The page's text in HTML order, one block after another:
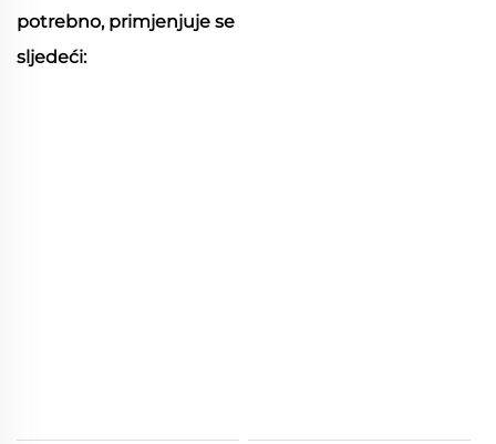
potrebno, primjenjuje se
sljedeći: